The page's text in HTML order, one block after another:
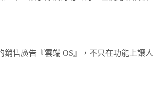
銷售廣告『雲端 OS』，不只在功能上讓人